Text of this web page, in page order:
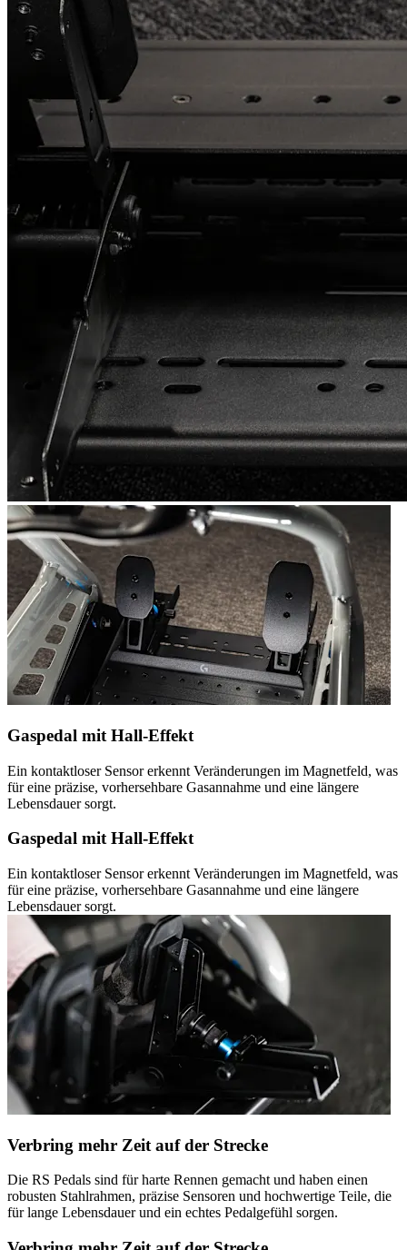
Gaspedal mit Hall-Effekt
Ein kontaktloser Sensor erkennt Veränderungen im Magnetfeld, was
für eine präzise, vorhersehbare Gasannahme und eine längere
Lebensdauer sorgt.
Gaspedal mit Hall-Effekt
Ein kontaktloser Sensor erkennt Veränderungen im Magnetfeld, was
für eine präzise, vorhersehbare Gasannahme und eine längere
Lebensdauer sorgt.
Verbring mehr Zeit auf der Strecke
Die RS Pedals sind für harte Rennen gemacht und haben einen
robusten Stahlrahmen, präzise Sensoren und hochwertige Teile, die
für lange Lebensdauer und ein echtes Pedalgefühl sorgen.